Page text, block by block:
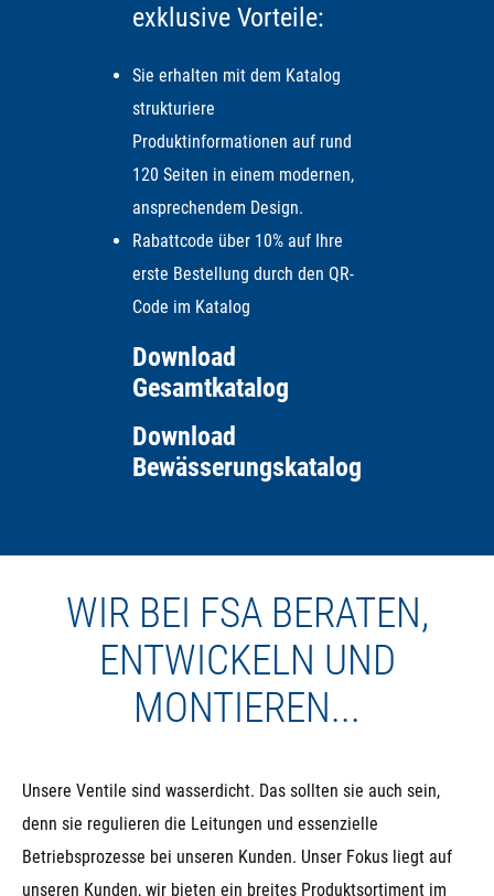
exklusive Vorteile:
Sie erhalten mit dem Katalog
strukturiere
Produktinformationen auf rund
120 Seiten in einem modernen,
ansprechendem Design.
Rabattcode über 10% auf Ihre
erste Bestellung durch den QR-
Code im Katalog
Download
Gesamtkatalog
Download
Bewässerungskatalog
WIR BEI FSA BERATEN,
ENTWICKELN UND
MONTIEREN...
Unsere Ventile sind wasserdicht. Das sollten sie auch sein,
denn sie regulieren die Leitungen und essenzielle
Betriebsprozesse bei unseren Kunden. Unser Fokus liegt auf
unseren Kunden, wir bieten ein breites Produktsortiment im